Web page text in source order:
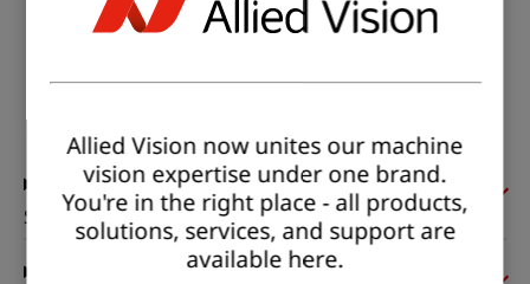
EoSens1.1MCX12-CM
Produktserie:
EoSens CoaXPress-12
Status:
Sensor
Allied Vision now unites our machine
vision expertise under one brand.
You're in the right place - all products,
solutions, services, and support are
available here.